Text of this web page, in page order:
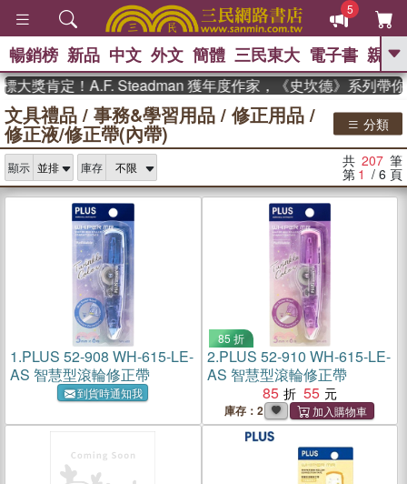
5
GO
熱搜： 東野圭吾 、 The Odyssey 、
如果歷史是一群喵 、 暑期
推薦 、 國際布克獎 臺灣漫遊錄 、 方
、 數學女
孩：黎曼猜想 、 偉大的迷走神經
暢銷榜 新品 中文 外文 簡體 三民東大 電子書 親子
肯定！A.F. Steadman 獲年度作家，《史坎德》系列帶你踏上
文具禮品 / 事務&學習用品 / 修正用品 /
修正液/修正帶(內帶) 分類
顯示 庫存 共 207 筆
第 1 / 6 頁
1.PLUS 52-908 WH-615-LE-
AS 智慧型滾輪修正帶
到貨時通知我
85 折
2.PLUS 52-910 WH-615-LE-
AS 智慧型滾輪修正帶
85
55
庫存：2